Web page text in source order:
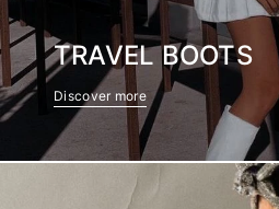
TRAVEL BOOTS
Discover more